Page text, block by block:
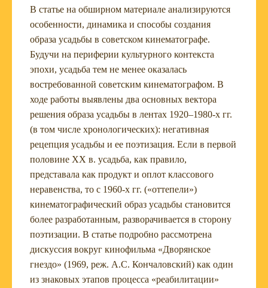
В статье на обширном материале анализируются
особенности, динамика и способы создания
образа усадьбы в советском кинематографе.
Будучи на периферии культурного контекста
эпохи, усадьба тем не менее оказалась
востребованной советским кинематографом. В
ходе работы выявлены два основных вектора
решения образа усадьбы в лентах 1920–1980-х гг.
(в том числе хронологических): негативная
рецепция усадьбы и ее поэтизация. Если в первой
половине XX в. усадьба, как правило,
представала как продукт и оплот классового
неравенства, то с 1960-х гг. («оттепели»)
кинематографический образ усадьбы становится
более разработанным, разворачивается в сторону
поэтизации. В статье подробно рассмотрена
дискуссия вокруг кинофильма «Дворянское
гнездо» (1969, реж. А.С. Кончаловский) как один
из знаковых этапов процесса «реабилитации»